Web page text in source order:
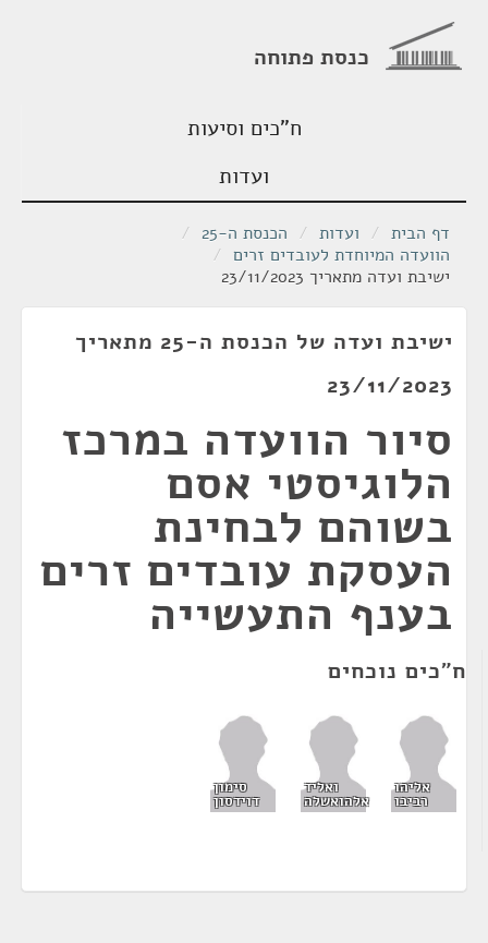
כנסת פתוחה
ח"כים וסיעות
ועדות
דף הבית / ועדות / הכנסת ה-25
/
הוועדה המיוחדת לעובדים זרים /
ישיבת ועדה מתאריך 23/11/2023
ישיבת ועדה של הכנסת ה-25 מתאריך
23/11/2023
סיור הוועדה במרכז
הלוגיסטי אסם
בשוהם לבחינת
העסקת עובדים זרים
בענף התעשייה
ח"כים נוכחים
אליהו
רביבו
ואליד
אלהואשלה
סימון
דוידסון